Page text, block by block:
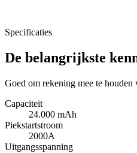
Specificaties
De belangrijkste
Goed om rekening mee te houden
Capaciteit
24.000 mAh
Piekstartstroom
2000A
Uitgangsspanning